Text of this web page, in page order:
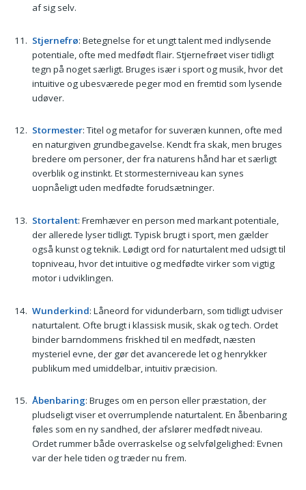
af sig selv.
Stjernefrø: Betegnelse for et ungt talent med indlysende
potentiale, ofte med medfødt flair. Stjernefrøet viser tidligt
tegn på noget særligt. Bruges især i sport og musik, hvor det
intuitive og ubesværede peger mod en fremtid som lysende
udøver.
Stormester: Titel og metafor for suveræn kunnen, ofte med
en naturgiven grundbegavelse. Kendt fra skak, men bruges
bredere om personer, der fra naturens hånd har et særligt
overblik og instinkt. Et stormesterniveau kan synes
uopnåeligt uden medfødte forudsætninger.
Stortalent: Fremhæver en person med markant potentiale,
der allerede lyser tidligt. Typisk brugt i sport, men gælder
også kunst og teknik. Lødigt ord for naturtalent med udsigt til
topniveau, hvor det intuitive og medfødte virker som vigtig
motor i udviklingen.
Wunderkind: Låneord for vidunderbarn, som tidligt udviser
naturtalent. Ofte brugt i klassisk musik, skak og tech. Ordet
binder barndommens friskhed til en medfødt, næsten
mysteriel evne, der gør det avancerede let og henrykker
publikum med umiddelbar, intuitiv præcision.
Åbenbaring: Bruges om en person eller præstation, der
pludseligt viser et overrumplende naturtalent. En åbenbaring
føles som en ny sandhed, der afslører medfødt niveau.
Ordet rummer både overraskelse og selvfølgelighed: Evnen
var der hele tiden og træder nu frem.